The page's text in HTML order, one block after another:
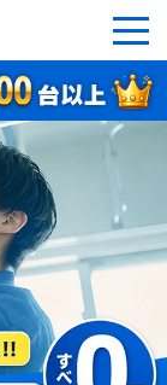
能なエアコン
収の流れ
運営会社